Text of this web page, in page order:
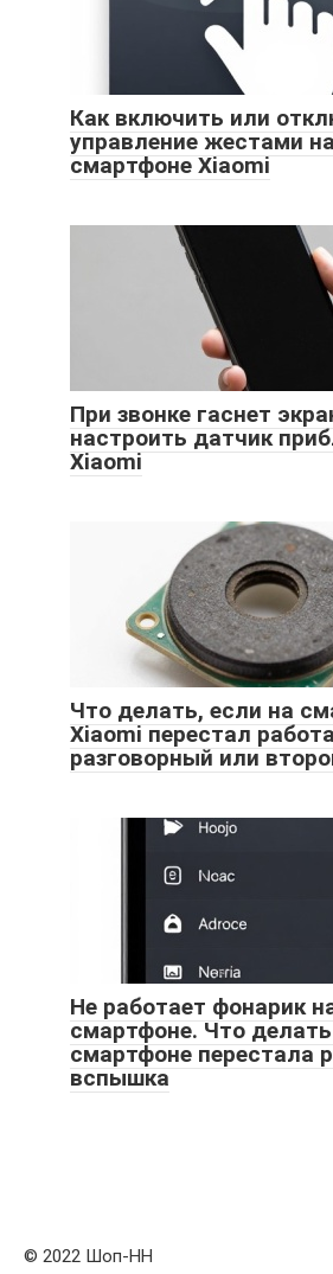
Как включить или
управление жестами
смартфоне Xiaomi
При звонке гаснет
настроить датчик
Xiaomi
Что делать, если на
Xiaomi перестал
разговорный или
Не работает фонарик
смартфоне. Что
смартфоне перестала
вспышка
© 2022 Шоп-HH